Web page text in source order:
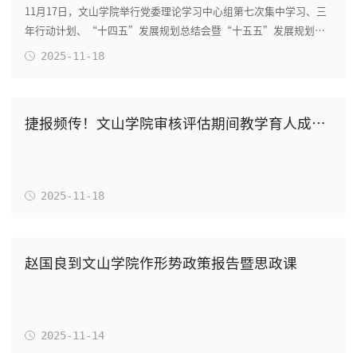
11月17日，文山学院举行党委理论学习中心组第七次集中学习、三
年行动计划、“十四五”发展规划总结会暨“十五五”发展规划推
进会。党委书记桂正华主持会议。学校党政领...
2025-11-18
捷报频传！文山学院审核评估期间教学育人成果丰硕
2025-11-18
赵国良到文山学院作形势政策报告暨思政课
2025-11-14